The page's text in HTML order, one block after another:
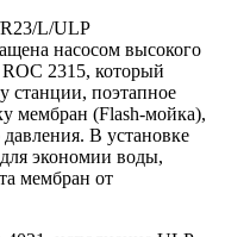
L/ULP
насосом высокого
2315, который
станции, поэтапное
мембран (Flash-мойка),
В установке
экономии воды,
мембран от